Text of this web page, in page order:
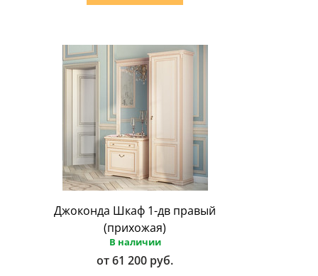
Джоконда Шкаф 1-дв правый
(прихожая)
В наличии
от 61 200 руб.